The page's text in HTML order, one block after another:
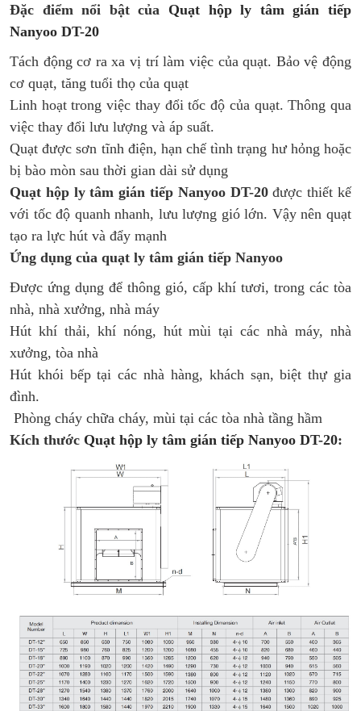
Đặc điểm nổi bật của Quạt hộp ly tâm gián tiếp
Nanyoo DT-20
Tách động cơ ra xa vị trí làm việc của quạt. Bảo vệ động
cơ quạt, tăng tuổi thọ của quạt
Linh hoạt trong việc thay đổi tốc độ của quạt. Thông qua
việc thay đổi lưu lượng và áp suất.
Quạt được sơn tĩnh điện, hạn chế tình trạng hư hỏng hoặc
bị bào mòn sau thời gian dài sử dụng
Quạt hộp ly tâm gián tiếp Nanyoo DT-20được thiết kế
với tốc độ quanh nhanh, lưu lượng gió lớn. Vậy nên quạt
tạo ra lực hút và đẩy mạnh
Ứng dụng của quạt ly tâm gián tiếp Nanyoo
Được ứng dụng để thông gió, cấp khí tươi, trong các tòa
nhà, nhà xưởng, nhà máy
Hút khí thải, khí nóng, hút mùi tại các nhà máy, nhà
xưởng, tòa nhà
Hút khói bếp tại các nhà hàng, khách sạn, biệt thự gia
đình.
Phòng cháy chữa cháy, mùi tại các tòa nhà tầng hầm
Kích thước Quạt hộp ly tâm gián tiếp Nanyoo DT-20: